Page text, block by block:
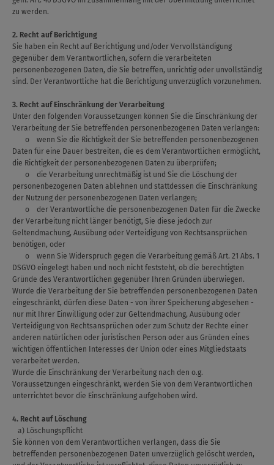
zu werden.
2. Recht auf Berichtigung
Sie haben ein Recht auf Berichtigung und/oder Vervollständigung
gegenüber dem Verantwortlichen, sofern die verarbeiteten
personenbezogenen Daten, die Sie betreffen, unrichtig oder unvollständig
sind. Der Verantwortliche hat die Berichtigung unverzüglich vorzunehmen.
3. Recht auf Einschränkung der Verarbeitung
Unter den folgenden Voraussetzungen können Sie die Einschränkung der
Verarbeitung der Sie betreffenden personenbezogenen Daten verlangen:
o wenn Sie die Richtigkeit der Sie betreffenden personenbezogenen
Daten für eine Dauer bestreiten, die es dem Verantwortlichen ermöglicht,
die Richtigkeit der personenbezogenen Daten zu überprüfen;
o die Verarbeitung unrechtmäßig ist und Sie die Löschung der
personenbezogenen Daten ablehnen und stattdessen die Einschränkung
der Nutzung der personenbezogenen Daten verlangen;
o der Verantwortliche die personenbezogenen Daten für die Zwecke
der Verarbeitung nicht länger benötigt, Sie diese jedoch zur
Geltendmachung, Ausübung oder Verteidigung von Rechtsansprüchen
benötigen, oder
o wenn Sie Widerspruch gegen die Verarbeitung gemäß Art. 21 Abs. 1
DSGVO eingelegt haben und noch nicht feststeht, ob die berechtigten
Gründe des Verantwortlichen gegenüber Ihren Gründen überwiegen.
Wurde die Verarbeitung der Sie betreffenden personenbezogenen Daten
eingeschränkt, dürfen diese Daten - von ihrer Speicherung abgesehen -
nur mit Ihrer Einwilligung oder zur Geltendmachung, Ausübung oder
Verteidigung von Rechtsansprüchen oder zum Schutz der Rechte einer
anderen natürlichen oder juristischen Person oder aus Gründen eines
wichtigen öffentlichen Interesses der Union oder eines Mitgliedstaats
verarbeitet werden.
Wurde die Einschränkung der Verarbeitung nach den o.g.
Voraussetzungen eingeschränkt, werden Sie von dem Verantwortlichen
unterrichtet bevor die Einschränkung aufgehoben wird.
4. Recht auf Löschung
a) Löschungspflicht
Sie können von dem Verantwortlichen verlangen, dass die Sie
betreffenden personenbezogenen Daten unverzüglich gelöscht werden,